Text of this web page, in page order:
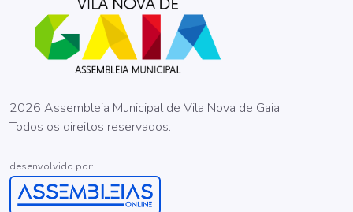
2026 Assembleia Municipal de Vila Nova de Gaia.
Todos os direitos reservados.
desenvolvido por: